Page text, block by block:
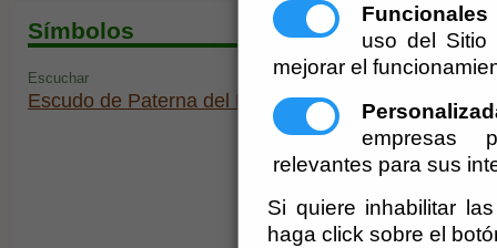
Funcionales
uso del Sitio
mejorar el
empresas
relevantes para sus
Si quiere inhabilitar
haga click sobre el
Símbolos
Escuchar
Escudo de Paterna del Río